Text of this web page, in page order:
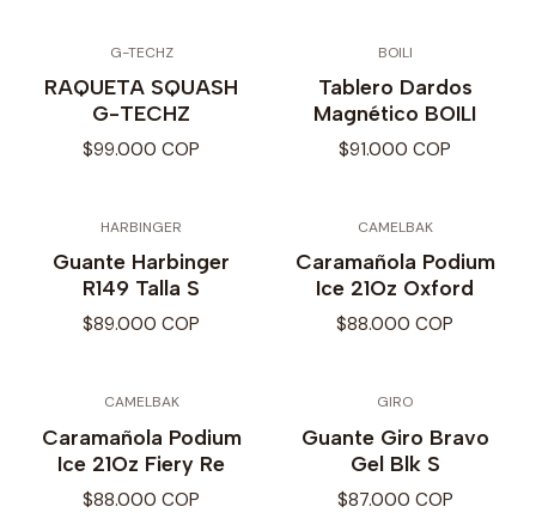
G-TECHZ
RAQUETA SQUASH
G-TECHZ
$99.000 COP
BOILI
Tablero Dardos
Magnético BOILI
$91.000 COP
HARBINGER
Guante Harbinger
R149 Talla S
$89.000 COP
CAMELBAK
Caramañola Podium
Ice 21Oz Oxford
$88.000 COP
CAMELBAK
Caramañola Podium
Ice 21Oz Fiery Re
$88.000 COP
GIRO
Guante Giro Bravo
Gel Blk S
$87.000 COP